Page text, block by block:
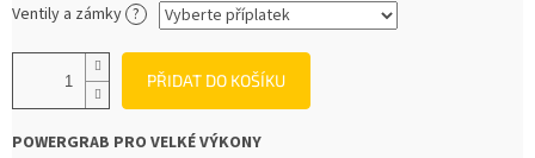
Ventily a zámky ?
PŘIDAT DO KOŠÍKU
POWERGRAB PRO VELKÉ VÝKONY